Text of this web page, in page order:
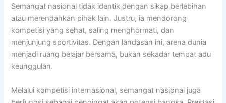
Semangat nasional tidak identik dengan sikap berlebihan
atau merendahkan pihak lain. Justru, ia mendorong
kompetisi yang sehat, saling menghormati, dan
menjunjung sportivitas. Dengan landasan ini, arena dunia
menjadi ruang belajar bersama, bukan sekadar tempat adu
keunggulan.
Melalui kompetisi internasional, semangat nasional juga